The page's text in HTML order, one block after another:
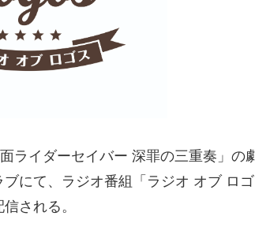
ライダーセイバー 深罪の三重奏」の
ブにて、ラジオ番組「ラジオ オブ ロ
される。